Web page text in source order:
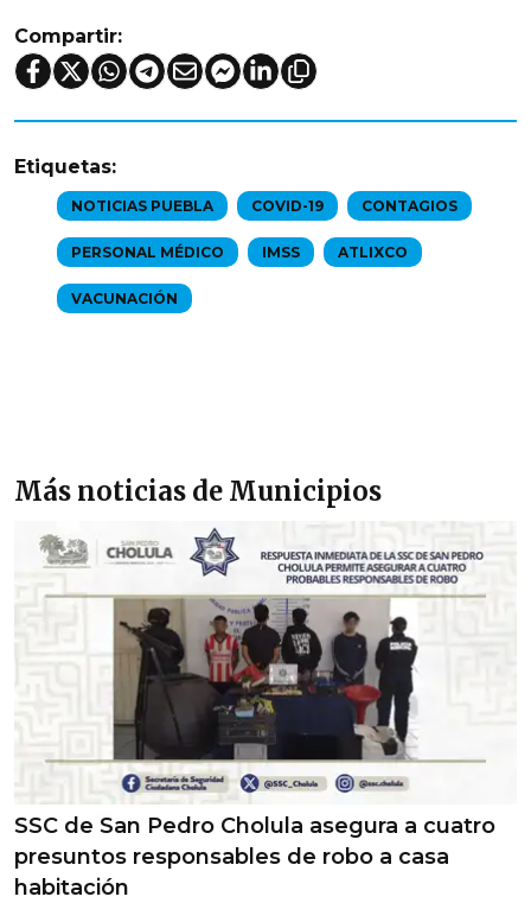
Compartir:
Etiquetas:
NOTICIAS PUEBLA COVID-19 CONTAGIOS
PERSONAL MÉDICO IMSS ATLIXCO
VACUNACIÓN
Más noticias de Municipios
SSC de San Pedro Cholula asegura a cuatro
presuntos responsables de robo a casa
habitación